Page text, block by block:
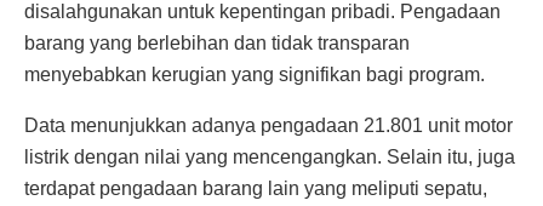
disalahgunakan untuk kepentingan pribadi. Pengadaan
barang yang berlebihan dan tidak transparan
menyebabkan kerugian yang signifikan bagi program.
Data menunjukkan adanya pengadaan 21.801 unit motor
listrik dengan nilai yang mencengangkan. Selain itu, juga
terdapat pengadaan barang lain yang meliputi sepatu,